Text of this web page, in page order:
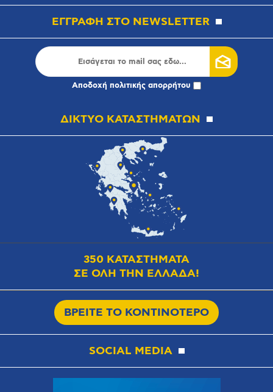
ΕΓΓΡΑΦΗ ΣΤΟ NEWSLETTER
Αποδοχή πολιτικής απορρήτου
ΔΙΚΤΥΟ ΚΑΤΑΣΤΗΜΑΤΩΝ
350 ΚΑΤΑΣΤΗΜΑΤΑ
ΣΕ ΟΛΗ ΤΗΝ ΕΛΛΑΔΑ!
ΒΡΕΙΤΕ ΤΟ ΚΟΝΤΙΝΟΤΕΡΟ
SOCIAL MEDIA